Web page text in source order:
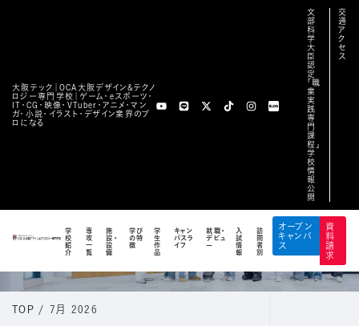
大阪テック｜OCA⼤阪デザイン&テクノ
ロジー専⾨学校｜ゲーム・eスポーツ・
IT・CG・映像・VTuber・アニメ・マン
ガ・小説・イラスト・デザイン業界のプ
ロになる
文
部
科
学
大
臣
認
定
「職
業
実
践
専
門
課
程」
学
校
情
報
公
開
交
通
ア
ク
セ
ス
学
校
紹
介
専
攻
一
覧
施
設・
設
備
学び
の特
徴
学
生
作
品
キャン
パスラ
イフ
就職・
デビュ
ー
入
試
情
報
訪
問
者
別
オープン
キャンパ
ス
資
料
請
求
BLOG
公式ブログ
TOP / 7月 2026